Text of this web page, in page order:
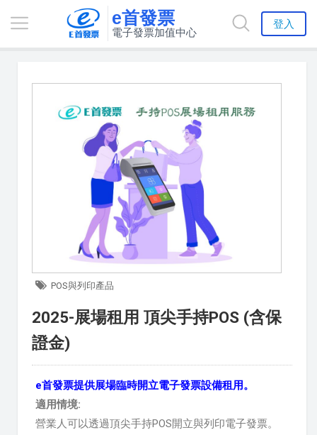
e首發票
電子發票加值中心
登入
POS與列印產品
2025-展場租用 頂尖手持POS (含保
證金)
e首發票提供展場臨時開立電子發票設備租用。
適用情境:
營業人可以透過頂尖手持POS開立與列印電子發票。